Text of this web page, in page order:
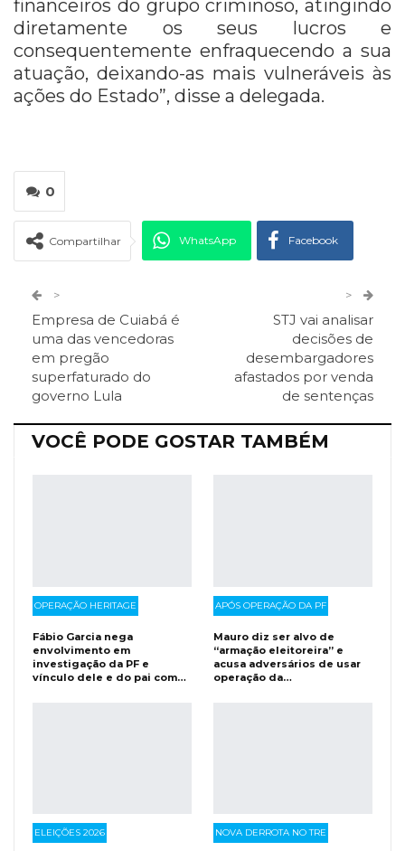
financeiros do grupo criminoso, atingindo
diretamente os seus lucros e
consequentemente enfraquecendo a sua
atuação, deixando-as mais vulneráveis às
ações do Estado”, disse a delegada.
0
Compartilhar WhatsApp Facebook
ReddIt Telegram
Facebook Messenger Viber O email
>
Empresa de Cuiabá é
uma das vencedoras
em pregão
superfaturado do
governo Lula
>
STJ vai analisar
decisões de
desembargadores
afastados por venda
de sentenças
VOCÊ PODE GOSTAR TAMBÉM
OPERAÇÃO HERITAGE
Fábio Garcia nega
envolvimento em
investigação da PF e
vínculo dele e do pai com…
APÓS OPERAÇÃO DA PF
Mauro diz ser alvo de
“armação eleitoreira” e
acusa adversários de usar
operação da…
ELEIÇÕES 2026 NOVA DERROTA NO TRE